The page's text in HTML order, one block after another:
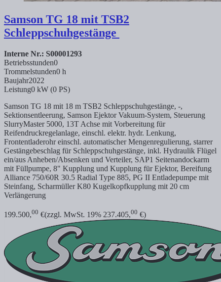
Samson TG 18 mit TSB2
Schleppschuhgestänge
Interne Nr.: S00001293
Betriebsstunden0
Trommelstunden0 h
Baujahr2022
Leistung0 kW (0 PS)
Samson TG 18 mit 18 m TSB2 Schleppschuhgestänge, -,
Sektionsentleerung, Samson Ejektor Vakuum-System, Steuerung
SlurryMaster 5000, 13T Achse mit Vorbereitung für
Reifendruckregelanlage, einschl. elektr. hydr. Lenkung,
Frontentladerohr einschl. automatischer Mengenregulierung, starrer
Gestängebeschlag für Schleppschuhgestänge, inkl. Hydraulik Flügel
ein/aus Anheben/Absenken und Verteiler, SAP1 Seitenandockarm
mit Füllpumpe, 8" Kupplung und Kupplung für Ejektor, Bereifung
Alliance 750/60R 30.5 Radial Type 885, PG II Entladepumpe mit
Steinfang, Scharmüller K80 Kugelkopfkupplung mit 20 cm
Verlängerung
199.500,00 €(zzgl. MwSt. 19% 237.405,00 €)